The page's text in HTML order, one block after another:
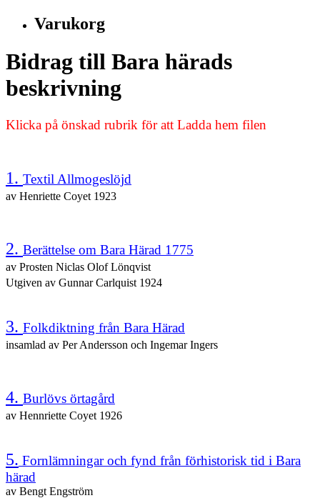
Varukorg
Bidrag till Bara härads
beskrivning
Klicka på önskad rubrik för att Ladda hem filen
1. Textil Allmogeslöjd
av Henriette Coyet 1923
2. Berättelse om Bara Härad 1775
av Prosten Niclas Olof Lönqvist
Utgiven av Gunnar Carlquist 1924
3. Folkdiktning från Bara Härad
insamlad av Per Andersson och Ingemar Ingers
4. Burlövs örtagård
av Hennriette Coyet 1926
5. Fornlämningar och fynd från förhistorisk tid i Bara
härad
av Bengt Engström